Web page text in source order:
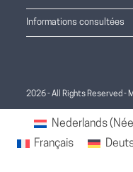
Informations consultées
2026 - All Rights Reserved -
Nederlands(
Français